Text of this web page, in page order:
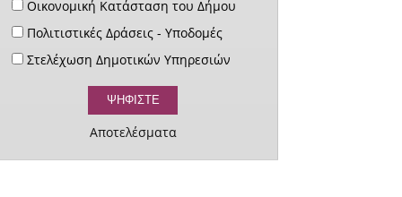
Οικονομική Κατάσταση του Δήμου
Πολιτιστικές Δράσεις - Υποδομές
Στελέχωση Δημοτικών Υπηρεσιών
Αποτελέσματα